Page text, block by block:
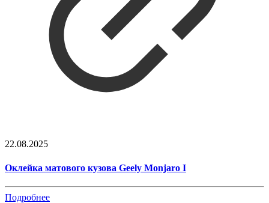
22.08.2025
Оклейка матового кузова Geely Monjaro I
Подробнее